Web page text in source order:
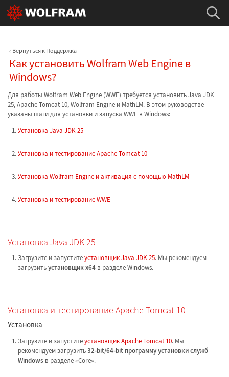
Вернуться к Поддержка
Как установить Wolfram Web Engine в
Windows?
Для работы Wolfram Web Engine (WWE) требуется установить Java JDK
25, Apache Tomcat 10, Wolfram Engine и MathLM. В этом руководстве
указаны шаги для установки и запуска WWE в Windows:
Установка Java JDK 25
Установка и тестирование Apache Tomcat 10
Установка Wolfram Engine и активация с помощью MathLM
Установка и тестирование WWE
Установка Java JDK 25
Загрузите и запуститеустановщик Java JDK 25. Мы рекомендуем
загрузитьустановщик x64в разделе Windows.
Установка и тестирование Apache Tomcat 10
Установка
Загрузите и запуститеустановщик Apache Tomcat 10. Мы
рекомендуем загрузить32-bit/64-bit программу установки служб
Windows в разделе «Core».